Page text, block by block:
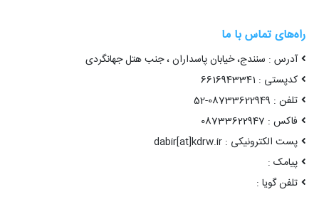
راه‌های تماس با ما
آدرس : سنندج، خیابان پاسداران ، جنب هتل جهانگردی
کدپستی : 6616943341
تلفن : 08733622949-52
فاکس : 08733622947
پست الکترونیکی : dabir[at]kdrw.ir
پیامک :
تلفن گویا :